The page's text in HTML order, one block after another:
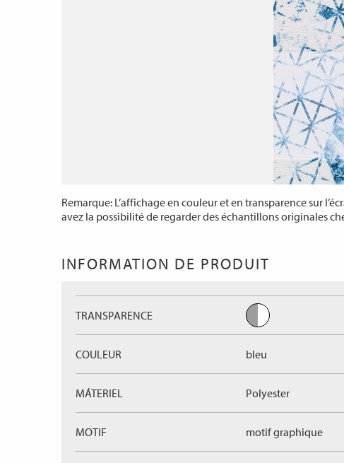
Remarque: L’affichage en couleur et en transparence sur
avez la possibilité de regarder des échantillons originales
INFORMATION DE PRODUIT
TRANSPARENCE
COULEUR bleu
MÁTERIEL Polyester
MOTIF motif graphique